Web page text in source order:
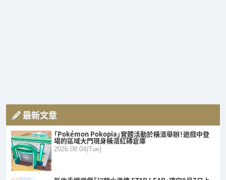
最新文章
「Pokémon Pokopia」實體活動於橫濱舉辦！遊戲中登
場的區域大門現身橫濱紅磚倉庫
2026.08.04(Tue)